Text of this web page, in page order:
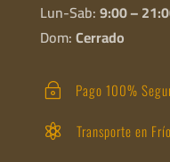
Lun-Sab:9:00 –
Dom:Cerrado
~ Pago 100%
 Transporte en Frío